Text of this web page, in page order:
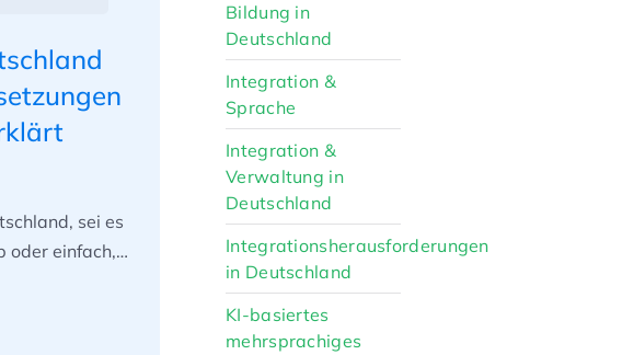
sei es
oder einfach,…
Bildung in
Deutschland
Integration &
Sprache
Integration &
Verwaltung in
Deutschland
Integrationsherausforderungen
in Deutschland
KI-basiertes
mehrsprachiges